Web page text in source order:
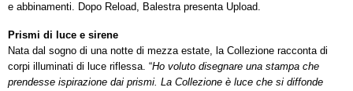
e abbinamenti. Dopo Reload, Balestra presenta Upload.
Prismi di luce e sirene
Nata dal sogno di una notte di mezza estate, la Collezione racconta di
corpi illuminati di luce riflessa. “Ho voluto disegnare una stampa che
prendesse ispirazione dai prismi. La Collezione è luce che si diffonde